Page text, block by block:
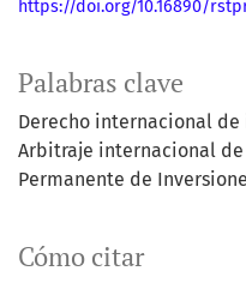
Palabras clave
Derecho internacional
Arbitraje internacional
Permanente de
Cómo citar
https://doi.org/10.16890/